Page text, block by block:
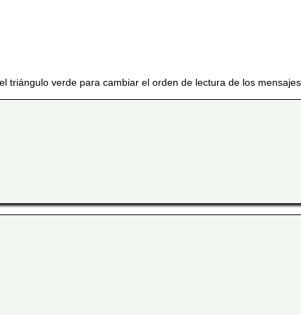
triángulo verde para cambiar el orden de lectura de los